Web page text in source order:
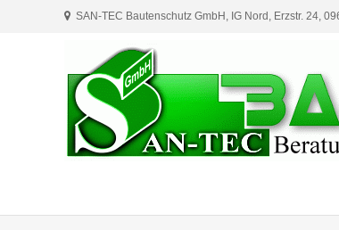
SAN-TEC Bautenschutz GmbH, IG Nord, Erzstr. 24,